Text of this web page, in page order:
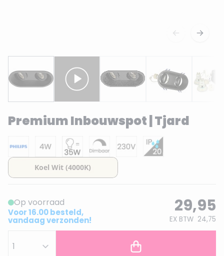
Premium Inbouwspot | Tjard
Op voorraad
Voor 16.00 besteld,
vandaag verzonden!
29,95
EX BTW 24,75